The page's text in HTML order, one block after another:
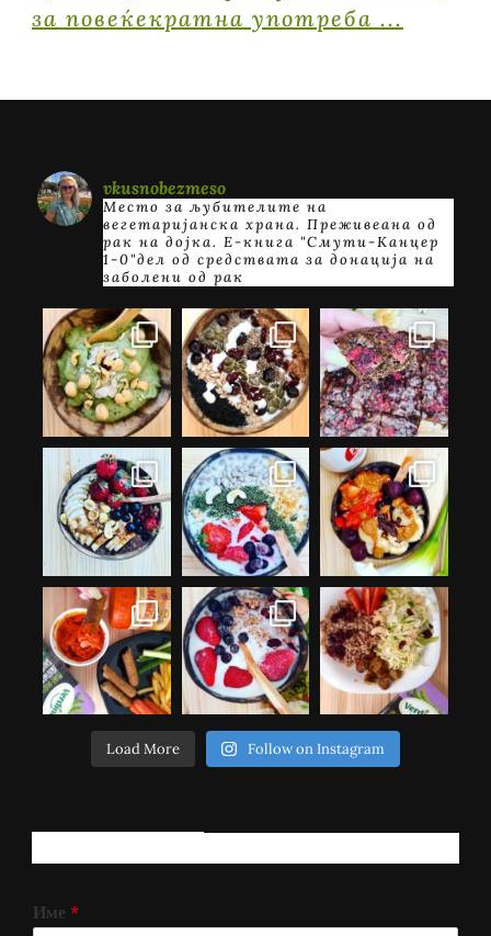
vkusnobezmeso
Место за љубителите на
вегетаријанска храна. Преживеана од
рак на дојка. E-книга "Смути-Канцер
1-0"дел од средствата за донација на
заболени од рак
Load More Follow on Instagram
Име *